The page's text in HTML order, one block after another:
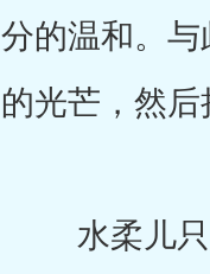
分的温和。
的光芒，然后
水柔儿只